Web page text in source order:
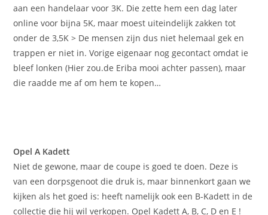
aan een handelaar voor 3K. Die zette hem een dag later
online voor bijna 5K, maar moest uiteindelijk zakken tot
onder de 3,5K > De mensen zijn dus niet helemaal gek en
trappen er niet in. Vorige eigenaar nog gecontact omdat ie
bleef lonken (Hier zou.de Eriba mooi achter passen), maar
die raadde me af om hem te kopen…
Opel A Kadett
Niet de gewone, maar de coupe is goed te doen. Deze is
van een dorpsgenoot die druk is, maar binnenkort gaan we
kijken als het goed is: heeft namelijk ook een B-Kadett in de
collectie die hij wil verkopen. Opel Kadett A, B, C, D en E !